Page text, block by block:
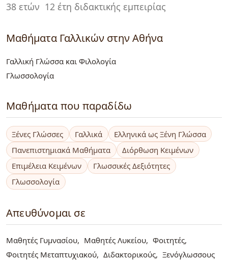
38 ετών 12 έτη διδακτικής εμπειρίας
Μαθήματα Γαλλικών στην Αθήνα
Γαλλική Γλώσσα και Φιλολογία
Γλωσσολογία
Μαθήματα που παραδίδω
Ξένες Γλώσσες Γαλλικά
Ελληνικά ως Ξένη Γλώσσα
Πανεπιστημιακά Μαθήματα
Διόρθωση Κειμένων
Επιμέλεια Κειμένων
Γλωσσικές Δεξιότητες
Γλωσσολογία
Απευθύνομαι σε
Μαθητές Γυμνασίου Μαθητές Λυκείου
Φοιτητές
Φοιτητές Μεταπτυχιακού
Διδακτορικούς
Ξενόγλωσσους